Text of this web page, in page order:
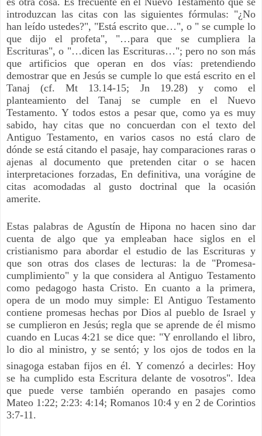
introduzcan las citas con las siguientes fórmulas: "¿No
han leído ustedes?", "Está escrito que…", o " se cumple lo
que dijo el profeta", "…para que se cumpliera la
Escrituras", o "…dicen las Escrituras…"; pero no son más
que artificios que operan en dos vías: pretendiendo
demostrar que en Jesús se cumple lo que está escrito en el
Tanaj (cf. Mt 13.14-15; Jn 19.28) y como el
planteamiento del Tanaj se cumple en el Nuevo
Testamento. Y todos estos a pesar que, como ya es muy
sabido, hay citas que no concuerdan con el texto del
Antiguo Testamento, en varios casos no está claro de
dónde se está citando el pasaje, hay comparaciones raras o
ajenas al documento que pretenden citar o se hacen
interpretaciones forzadas, En definitiva, una vorágine de
citas acomodadas al gusto doctrinal que la ocasión
amerite.
Estas palabras de Agustín de Hipona no hacen sino dar
cuenta de algo que ya empleaban hace siglos en el
cristianismo para abordar el estudio de las Escrituras y
que son otras dos clases de lecturas: la de "Promesa-
cumplimiento" y la que considera al Antiguo Testamento
como pedagogo hasta Cristo. En cuanto a la primera,
opera de un modo muy simple: El Antiguo Testamento
contiene promesas hechas por Dios al pueblo de Israel y
se cumplieron en Jesús; regla que se aprende de él mismo
cuando en Lucas 4:21 se dice que: "Y enrollando el libro,
lo dio al ministro, y se sentó; y los ojos de todos en la
sinagoga estaban fijos en él. Y comenzó a decirles: Hoy
se ha cumplido esta Escritura delante de vosotros". Idea
que puede verse también operando en pasajes como
Mateo 1:22; 2:23: 4:14; Romanos 10:4 y en 2 de Corintios
3:7-11.